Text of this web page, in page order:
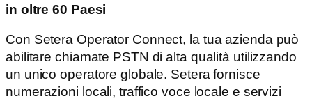
in oltre 60 Paesi
Con Setera Operator Connect, la tua azienda può
abilitare chiamate PSTN di alta qualità utilizzando
un unico operatore globale. Setera fornisce
numerazioni locali, traffico voce locale e servizi